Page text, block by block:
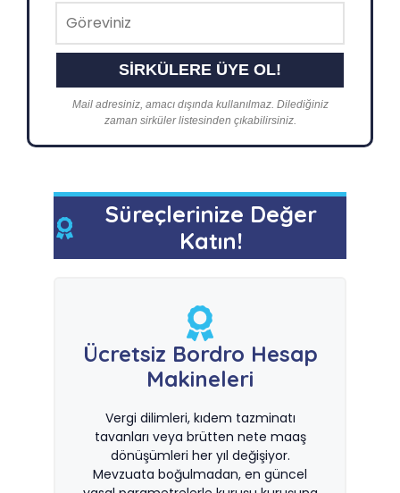
Mail adresiniz, amacı dışında kullanılmaz. Dilediğiniz
zaman sirküler listesinden çıkabilirsiniz.
Süreçlerinize Değer
Katın!
Ücretsiz Bordro Hesap
Makineleri
Vergi dilimleri, kıdem tazminatı
tavanları veya brütten nete maaş
dönüşümleri her yıl değişiyor.
Mevzuata boğulmadan, en güncel